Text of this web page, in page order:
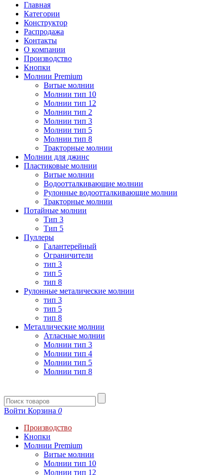
Главная
Категории
Конструктор
Распродажа
Контакты
О компании
Производство
Кнопки
Молнии Premium
Витые молнии
Молнии тип 10
Молнии тип 12
Молнии тип 2
Молнии тип 3
Молнии тип 5
Молнии тип 8
Тракторные молнии
Молнии для джинс
Пластиковые молнии
Витые молнии
Водоотталкивающие молнии
Рулонные водоотталкивающие молнии
Тракторные молнии
Потайные молнии
Тип 3
Тип 5
Пуллеры
Галантерейный
Ограничители
тип 3
тип 5
тип 8
Рулонные металические молнии
тип 3
тип 5
тип 8
Металлические молнии
Атласные молнии
Молнии тип 3
Молнии тип 4
Молнии тип 5
Молнии тип 8
Войти Корзина 0
Производство
Кнопки
Молнии Premium
Витые молнии
Молнии тип 10
Молнии тип 12